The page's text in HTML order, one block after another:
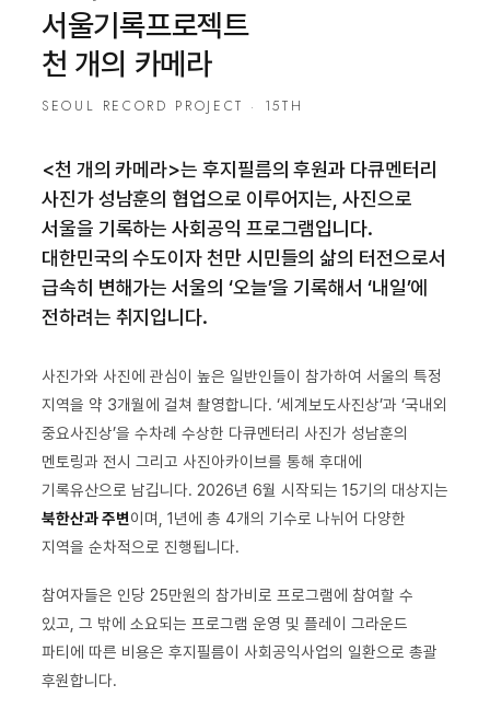
서울기록프로젝트
천 개의 카메라
SEOUL RECORD PROJECT · 15TH
<천 개의 카메라>는 후지필름의 후원과 다큐멘터리
사진가 성남훈의 협업으로 이루어지는, 사진으로
서울을 기록하는 사회공익 프로그램입니다.
대한민국의 수도이자 천만 시민들의 삶의 터전으로서
급속히 변해가는 서울의 ‘오늘’을 기록해서 ‘내일’에
전하려는 취지입니다.
사진가와 사진에 관심이 높은 일반인들이 참가하여 서울의 특정
지역을 약 3개월에 걸쳐 촬영합니다. ‘세계보도사진상’과 ‘국내외
중요사진상’을 수차례 수상한 다큐멘터리 사진가 성남훈의
멘토링과 전시 그리고 사진아카이브를 통해 후대에
기록유산으로 남깁니다. 2026년 6월 시작되는 15기의 대상지는
북한산과 주변이며, 1년에 총 4개의 기수로 나뉘어 다양한
지역을 순차적으로 진행됩니다.
참여자들은 인당 25만원의 참가비로 프로그램에 참여할 수
있고, 그 밖에 소요되는 프로그램 운영 및 플레이 그라운드
파티에 따른 비용은 후지필름이 사회공익사업의 일환으로 총괄
후원합니다.